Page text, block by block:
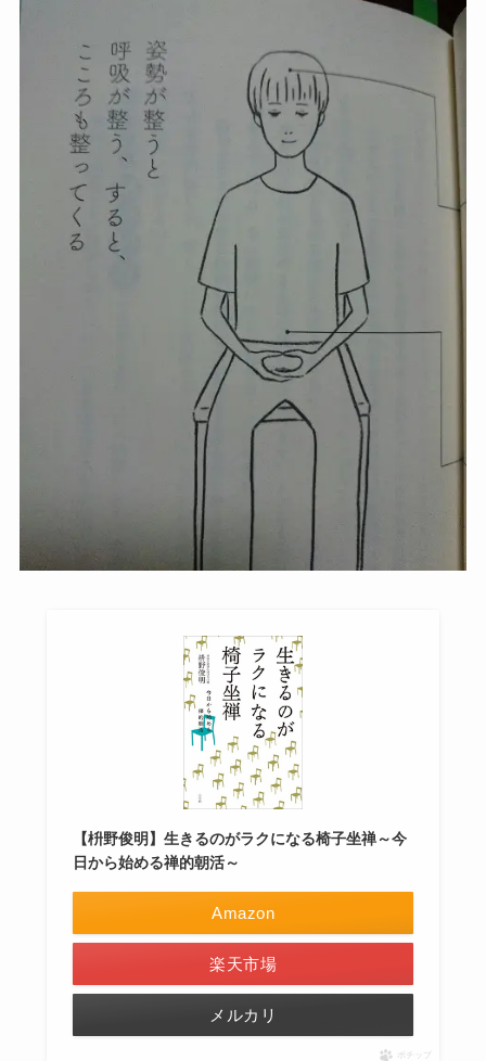
【枡野俊明】生きるのがラクになる椅子坐禅～今
日から始める禅的朝活～
Amazon
楽天市場
メルカリ
ポチップ